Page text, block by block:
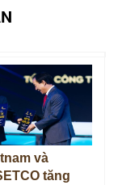
và
tăng